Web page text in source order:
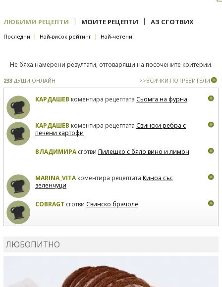
ЛЮБИМИ РЕЦЕПТИ | МОИТЕ РЕЦЕПТИ | АЗ СГОТВИХ
Последни | Най-висок рейтинг | Най-четени
Не бяха намерени резултати, отговарящи на посочените критерии.
233 ДУШИ ОНЛАЙН >>ВСИЧКИ ПОТРЕБИТЕЛИ
КАРДАШЕВ коментира рецептата Сьомга на фурна
КАРДАШЕВ коментира рецептата Свински ребра с
печени картофи
ВЛАДИМИРАсготви Пилешко с бяло вино и лимон
MARINA_VITAкоментира рецептата Киноа със
зеленчуци
COBRAGT сготви Свинско брачоле
ЛЮБОПИТНО